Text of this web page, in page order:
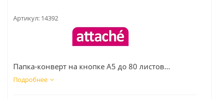
Артикул: 14392
Папка-конверт на кнопке А5 до 80 листов...
Подробнее